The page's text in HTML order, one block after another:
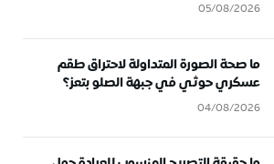
05/08/2026
ما صحة الصورة المتداولة لاحتراق طقم
عسكري حوثي في جبهة الصلو بتعز؟
04/08/2026